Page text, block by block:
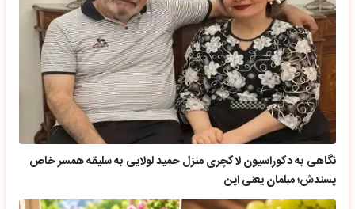
نگاهی به دکوراسیون لاکچری منزل حمید لولایی به سلیقه همسر خاص
پسندش؛ مبلمان یعنی این